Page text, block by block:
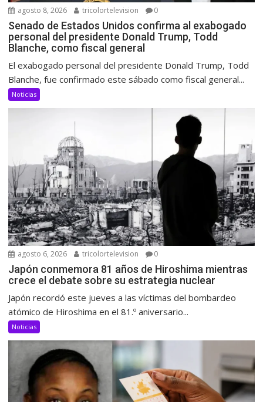
agosto 8, 2026 tricolortelevision 0
Senado de Estados Unidos confirma al exabogado
personal del presidente Donald Trump, Todd
Blanche, como fiscal general
El exabogado personal del presidente Donald Trump, Todd
Blanche, fue confirmado este sábado como fiscal general...
Noticias
agosto 6, 2026 tricolortelevision 0
Japón conmemora 81 años de Hiroshima mientras
crece el debate sobre su estrategia nuclear
Japón recordó este jueves a las víctimas del bombardeo
atómico de Hiroshima en el 81.º aniversario...
Noticias